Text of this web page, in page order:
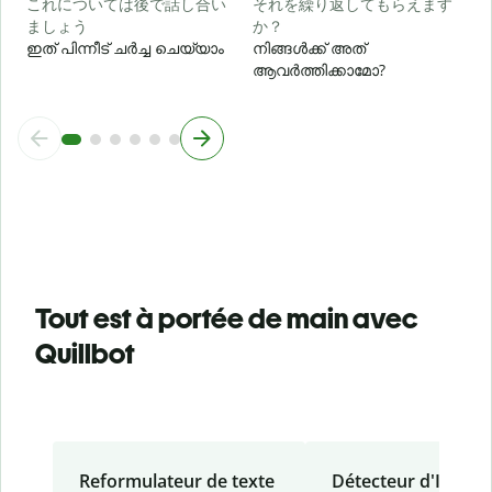
ましょう
ഇത് പിന്നീട് ചർച്ച ചെയ്യാം
か？
നിങ്ങൾക്ക് അത്
ആവർത്തിക്കാമോ?
Tout est à portée de main avec
Quillbot
Reformulateur de texte Détecteur d'IA